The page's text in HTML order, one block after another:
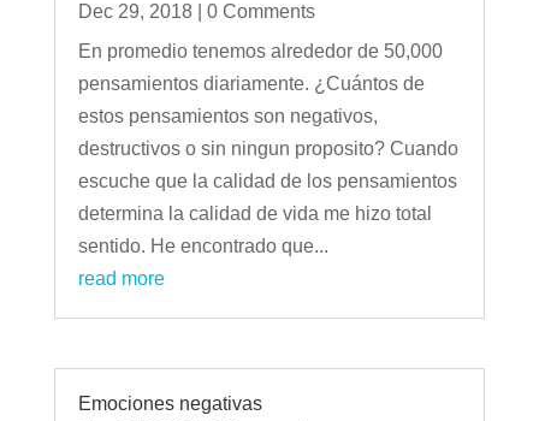
Dec 29, 2018| 0 Comments
En promedio tenemos alrededor de 50,000
pensamientos diariamente. ¿Cuántos de
estos pensamientos son negativos,
destructivos o sin ningun proposito? Cuando
escuche que la calidad de los pensamientos
determina la calidad de vida me hizo total
sentido. He encontrado que...
read more
Emociones negativas